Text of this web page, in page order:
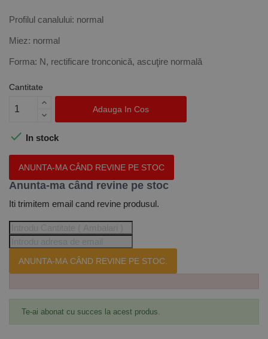
Profilul canalului: normal
Miez: normal
Forma: N, rectificare tronconică, ascuţire normală
Cantitate
Adauga In Cos
 In stock
ANUNTA-MA CÂND REVINE PE STOC
Anunta-ma când revine pe stoc
Iti trimitem email cand revine produsul.
ANUNTA-MA CÂND REVINE PE STOC.
Te-ai abonat cu succes la acest produs.